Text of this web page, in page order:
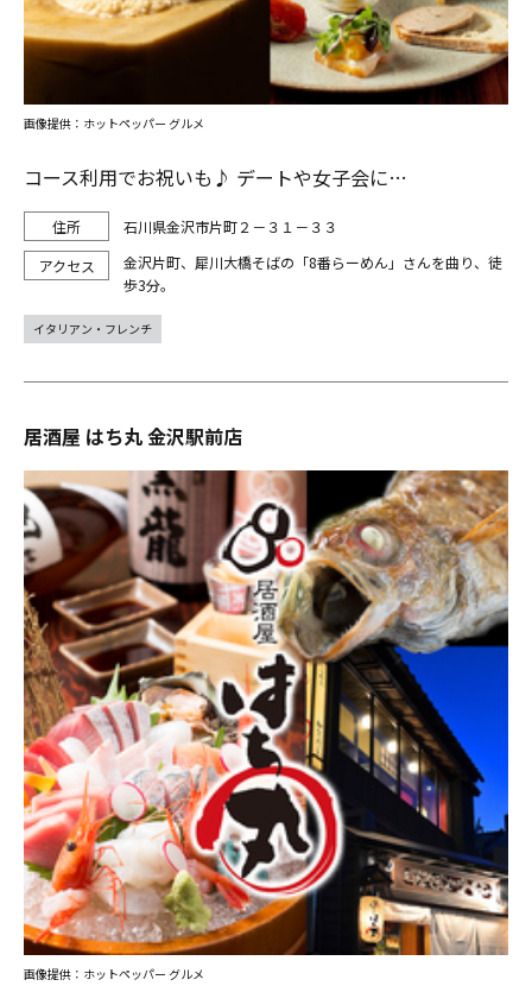
コース利用でお祝いも♪ デートや女子会に…
石川県金沢市片町２－３１－３３
金沢片町、犀川大橋そばの「8番らーめん」さんを曲り、徒
歩3分。
画像提供：ホットペッパー グルメ
イタリアン・フレンチ
居酒屋 はち丸 金沢駅前店
画像提供：ホットペッパー グルメ